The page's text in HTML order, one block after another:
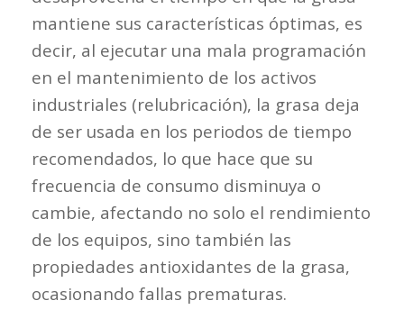
mantiene sus características óptimas, es
decir, al ejecutar una mala programación
en el mantenimiento de los activos
industriales (relubricación), la grasa deja
de ser usada en los periodos de tiempo
recomendados, lo que hace que su
frecuencia de consumo disminuya o
cambie, afectando no solo el rendimiento
de los equipos, sino también las
propiedades antioxidantes de la grasa,
ocasionando fallas prematuras.